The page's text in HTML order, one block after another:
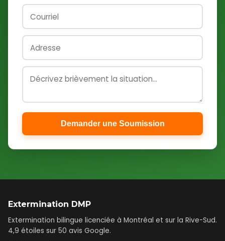
Demander une Soumission
Extermination DMP
Extermination bilingue licenciée à Montréal et sur la Rive-Sud.
4,9 étoiles sur 50 avis Google.